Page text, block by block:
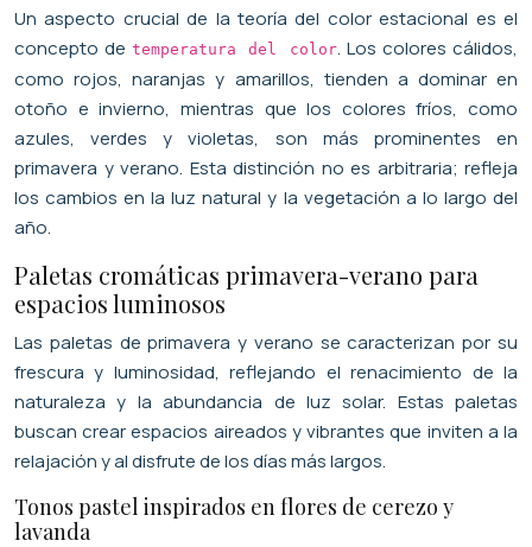
Un aspecto crucial de la teoría del color estacional es el
concepto detemperatura del color. Los colores cálidos,
como rojos, naranjas y amarillos, tienden a dominar en
otoño e invierno, mientras que los colores fríos, como
azules, verdes y violetas, son más prominentes en
primavera y verano. Esta distinción no es arbitraria; refleja
los cambios en la luz natural y la vegetación a lo largo del
año.
Paletas cromáticas primavera-verano para
espacios luminosos
Las paletas de primavera y verano se caracterizan por su
frescura y luminosidad, reflejando el renacimiento de la
naturaleza y la abundancia de luz solar. Estas paletas
buscan crear espacios aireados y vibrantes que inviten a la
relajación y al disfrute de los días más largos.
Tonos pastel inspirados en flores de cerezo y
lavanda